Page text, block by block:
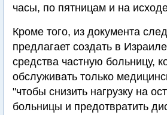
часы, по пятницам и на
Кроме того, из документа
предлагает создать в
средства частную больницу,
обслуживать только
"чтобы снизить нагрузку на
больницы и предотвратить